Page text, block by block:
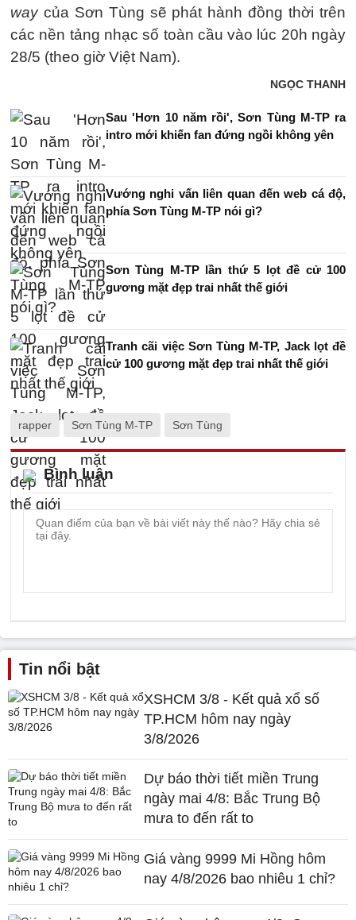
waycủa Sơn Tùng sẽ phát hành đồng thời trên
các nền tảng nhạc số toàn cầu vào lúc 20h ngày
28/5 (theo giờ Việt Nam).
NGỌC THANH
Sau 'Hơn 10 năm rồi', Sơn Tùng M-TP ra
intro mới khiến fan đứng ngồi không yên
Vướng nghi vấn liên quan đến web cá độ,
phía Sơn Tùng M-TP nói gì?
Sơn Tùng M-TP lần thứ 5 lọt đề cử 100
gương mặt đẹp trai nhất thế giới
Tranh cãi việc Sơn Tùng M-TP, Jack lọt đề
cử 100 gương mặt đẹp trai nhất thế giới
rapper Sơn Tùng M-TP Sơn Tùng
Bình luận
Tin nổi bật
XSHCM 3/8 - Kết quả xổ số
TP.HCM hôm nay ngày
3/8/2026
Dự báo thời tiết miền Trung
ngày mai 4/8: Bắc Trung Bộ
mưa to đến rất to
Giá vàng 9999 Mi Hồng hôm
nay 4/8/2026 bao nhiêu 1 chỉ?